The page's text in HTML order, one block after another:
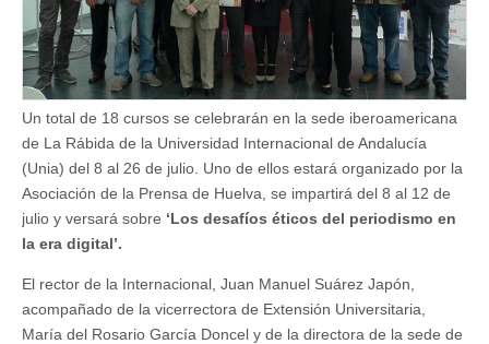
Rábida
Un total de 18 cursos se celebrarán en la sede iberoamericana
de La Rábida de la Universidad Internacional de Andalucía
(Unia) del 8 al 26 de julio. Uno de ellos estará organizado por la
Asociación de la Prensa de Huelva, se impartirá del 8 al 12 de
julio y versará sobre ‘Los desafíos éticos del periodismo en
la era digital’.
El rector de la Internacional, Juan Manuel Suárez Japón,
acompañado de la vicerrectora de Extensión Universitaria,
María del Rosario García Doncel y de la directora de la sede de